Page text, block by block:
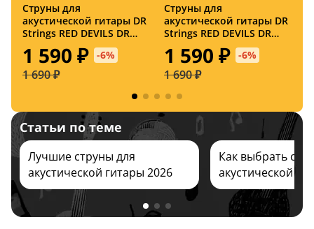
США
Полимерное покрытие
США
Заказать Нет в наличии
Нет в наличии Нет в наличии
Струны для
акустической гитары DR
Strings RED DEVILS DR
RDA-12, 12 - 54
1 590 ₽ -6%
1 690 ₽
Струны для
акустической гитары DR
Strings RED DEVILS DR
RDA-13, 13 - 56
1 590 ₽ -6%
1 690 ₽
Статьи по теме
Лучшие струны для
акустической гитары 2026
Как выбрать
акустической